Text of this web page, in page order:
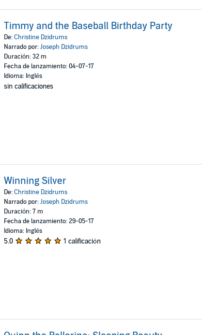
Timmy and the Baseball Birthday Party
De:Christine Dzidrums
Narrado por:Joseph Dzidrums
Duración: 32 m
Fecha de lanzamiento: 04-07-17
Idioma: Inglés
sin calificaciones
Winning Silver
De:Christine Dzidrums
Narrado por:Joseph Dzidrums
Duración: 7 m
Fecha de lanzamiento: 29-05-17
Idioma: Inglés
5.0 1 calificación